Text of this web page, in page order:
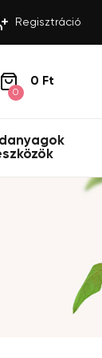
Regisztráció
0
0 Ft